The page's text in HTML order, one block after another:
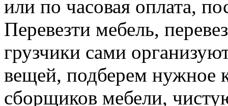
или по часовая оплата,
Перевезти мебель,
грузчики сами
вещей, подберем нужное
сборщиков мебели,